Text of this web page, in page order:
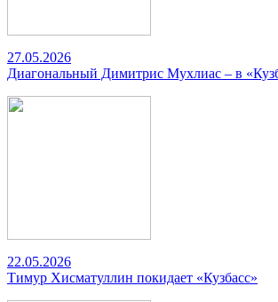
27.05.2026
Диагональный Димитрис Мухлиас – в
22.05.2026
Тимур Хисматуллин покидает «Кузбасс»